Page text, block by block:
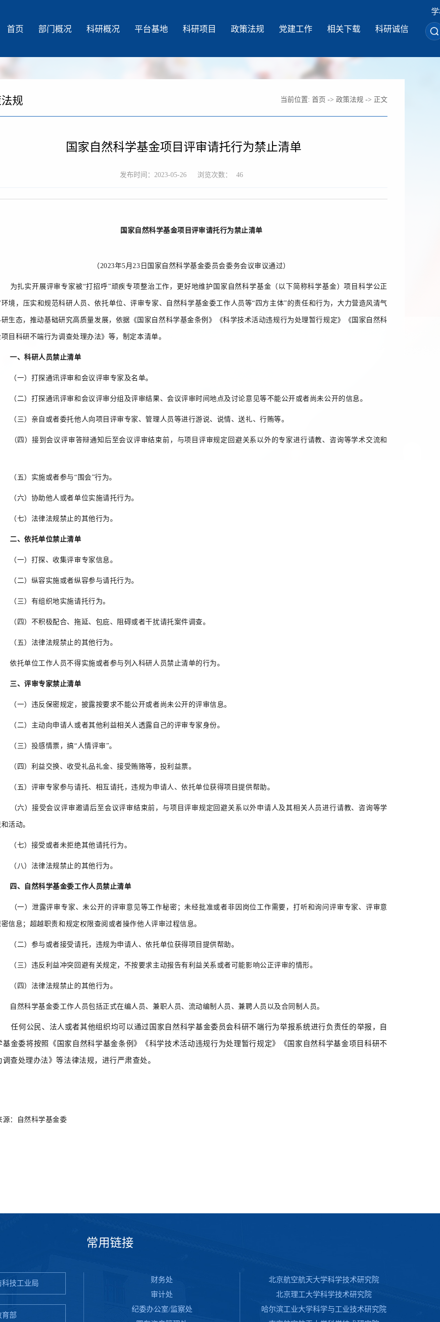
首页 部门概况 科研概况 平台基地 科研项目 政策法规 党建工作 相关下载 科研诚信
规 当前位置: 首页 -> 政策法规 -> 正文
国家自然科学基金项目评审请托行为禁止清单
发布时间：2023-05-26 浏览次数： 46
国家自然科学基金项目评审请托行为禁止清单
（2023年5月23日国家自然科学基金委员会委务会议审议通过）
扎实开展评审专家被“打招呼”顽疾专项整治工作，更好地维护国家自然科学基金（以下简称科学基金）项目科学公正
境，压实和规范科研人员、依托单位、评审专家、自然科学基金委工作人员等“四方主体”的责任和行为，大力营造风清气
生态，推动基础研究高质量发展，依据《国家自然科学基金条例》《科学技术活动违规行为处理暂行规定》《国家自然科
目科研不端行为调查处理办法》等，制定本清单。
一、科研人员禁止清单
一）打探通讯评审和会议评审专家及名单。
二）打探通讯评审和会议评审分组及评审结果、会议评审时间地点及讨论意见等不能公开或者尚未公开的信息。
三）亲自或者委托他人向项目评审专家、管理人员等进行游说、说情、送礼、行贿等。
四）接到会议评审答辩通知后至会议评审结束前，与项目评审规定回避关系以外的专家进行请教、咨询等学术交流和
五）实施或者参与“围会”行为。
六）协助他人或者单位实施请托行为。
七）法律法规禁止的其他行为。
二、依托单位禁止清单
一）打探、收集评审专家信息。
二）纵容实施或者纵容参与请托行为。
三）有组织地实施请托行为。
四）不积极配合、拖延、包庇、阻碍或者干扰请托案件调查。
五）法律法规禁止的其他行为。
托单位工作人员不得实施或者参与列入科研人员禁止清单的行为。
三、评审专家禁止清单
一）违反保密规定，披露按要求不能公开或者尚未公开的评审信息。
二）主动向申请人或者其他利益相关人透露自己的评审专家身份。
三）投感情票，搞“人情评审”。
四）利益交换、收受礼品礼金、接受贿赂等，投利益票。
五）评审专家参与请托、相互请托，违规为申请人、依托单位获得项目提供帮助。
六）接受会议评审邀请后至会议评审结束前，与项目评审规定回避关系以外申请人及其相关人员进行请教、咨询等学
活动。
七）接受或者未拒绝其他请托行为。
八）法律法规禁止的其他行为。
四、自然科学基金委工作人员禁止清单
一）泄露评审专家、未公开的评审意见等工作秘密；未经批准或者非因岗位工作需要，打听和询问评审专家、评审意
信息；超越职责和规定权限查阅或者操作他人评审过程信息。
二）参与或者接受请托，违规为申请人、依托单位获得项目提供帮助。
三）违反利益冲突回避有关规定，不按要求主动报告有利益关系或者可能影响公正评审的情形。
四）法律法规禁止的其他行为。
然科学基金委工作人员包括正式在编人员、兼职人员、流动编制人员、兼聘人员以及合同制人员。
何公民、法人或者其他组织均可以通过国家自然科学基金委员会科研不端行为举报系统进行负责任的举报，自
基金委将按照《国家自然科学基金条例》《科学技术活动违规行为处理暂行规定》《国家自然科学基金项目科研不
调查处理办法》等法律法规，进行严肃查处。
源：自然科学基金委
常用链接
技工业局
育部
财务处
审计处
纪委办公室/监察处
北京航空航天大学科学技术研究院
北京理工大学科学技术研究院
哈尔滨工业大学科学与工业技术研究院